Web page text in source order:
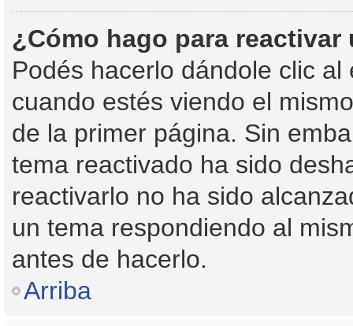
¿Cómo hago para reactivar
Podés hacerlo dándole clic
cuando estés viendo el
de la primer página. Sin
tema reactivado ha sido
reactivarlo no ha sido
un tema respondiendo al
antes de hacerlo.
Arriba